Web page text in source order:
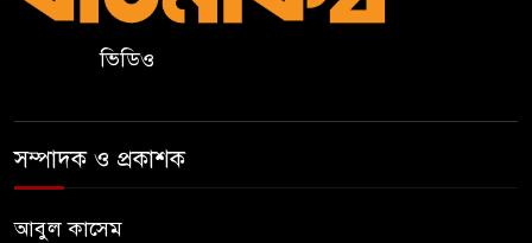
আসতেন দূরদেশের শিক্ষার্থীরা
মার্কিন রাষ্ট্রদূত
ভিডিও
সম্পাদক ও প্রকাশক
আবুল কাসেম